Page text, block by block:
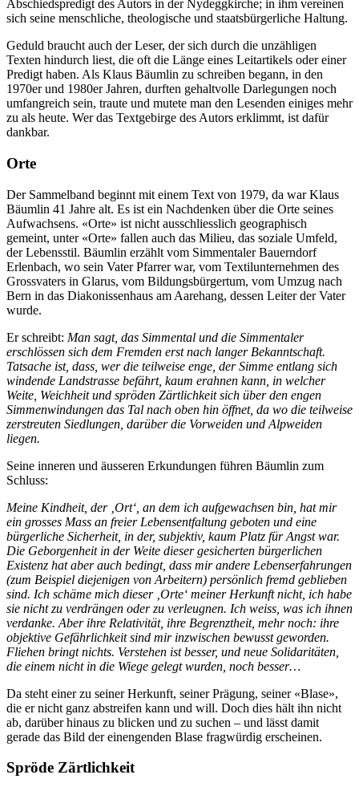
Abschiedspredigt des Autors in der Nydeggkirche; in ihm vereinen
sich seine menschliche, theologische und staatsbürgerliche Haltung.
Geduld braucht auch der Leser, der sich durch die unzähligen
Texten hindurch liest, die oft die Länge eines Leitartikels oder einer
Predigt haben. Als Klaus Bäumlin zu schreiben begann, in den
1970er und 1980er Jahren, durften gehaltvolle Darlegungen noch
umfangreich sein, traute und mutete man den Lesenden einiges mehr
zu als heute. Wer das Textgebirge des Autors erklimmt, ist dafür
dankbar.
Orte
Der Sammelband beginnt mit einem Text von 1979, da war Klaus
Bäumlin 41 Jahre alt. Es ist ein Nachdenken über die Orte seines
Aufwachsens. «Orte» ist nicht ausschliesslich geographisch
gemeint, unter «Orte» fallen auch das Milieu, das soziale Umfeld,
der Lebensstil. Bäumlin erzählt vom Simmentaler Bauerndorf
Erlenbach, wo sein Vater Pfarrer war, vom Textilunternehmen des
Grossvaters in Glarus, vom Bildungsbürgertum, vom Umzug nach
Bern in das Diakonissenhaus am Aarehang, dessen Leiter der Vater
wurde.
Er schreibt: Man sagt, das Simmental und die Simmentaler
erschlössen sich dem Fremden erst nach langer Bekanntschaft.
Tatsache ist, dass, wer die teilweise enge, der Simme entlang sich
windende Landstrasse befährt, kaum erahnen kann, in welcher
Weite, Weichheit und spröden Zärtlichkeit sich über den engen
Simmenwindungen das Tal nach oben hin öffnet, da wo die teilweise
zerstreuten Siedlungen, darüber die Vorweiden und Alpweiden
liegen.
Seine inneren und äusseren Erkundungen führen Bäumlin zum
Schluss:
Meine Kindheit, der ‚Ort‘, an dem ich aufgewachsen bin, hat mir
ein grosses Mass an freier Lebensentfaltung geboten und eine
bürgerliche Sicherheit, in der, subjektiv, kaum Platz für Angst war.
Die Geborgenheit in der Weite dieser gesicherten bürgerlichen
Existenz hat aber auch bedingt, dass mir andere Lebenserfahrungen
(zum Beispiel diejenigen von Arbeitern) persönlich fremd geblieben
sind. Ich schäme mich dieser ‚Orte‘ meiner Herkunft nicht, ich habe
sie nicht zu verdrängen oder zu verleugnen. Ich weiss, was ich ihnen
verdanke. Aber ihre Relativität, ihre Begrenztheit, mehr noch: ihre
objektive Gefährlichkeit sind mir inzwischen bewusst geworden.
Fliehen bringt nichts. Verstehen ist besser, und neue Solidaritäten,
die einem nicht in die Wiege gelegt wurden, noch besser…
Da steht einer zu seiner Herkunft, seiner Prägung, seiner «Blase»,
die er nicht ganz abstreifen kann und will. Doch dies hält ihn nicht
ab, darüber hinaus zu blicken und zu suchen – und lässt damit
gerade das Bild der einengenden Blase fragwürdig erscheinen.
Spröde Zärtlichkeit